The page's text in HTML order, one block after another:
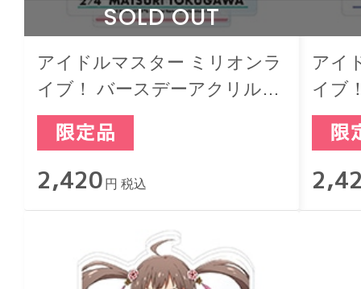
SOLD OUT
アイドルマスター ミリオンラ
イブ！ バースデーアクリルジ
オラマスタンド 徳川まつり
2,420 円 税込
アイ
イブ
オラ